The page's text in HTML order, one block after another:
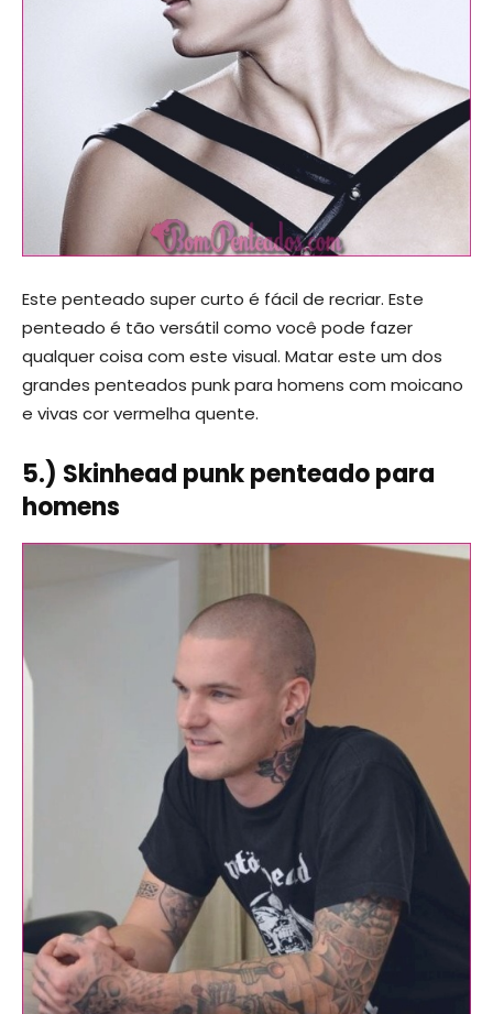
Este penteado super curto é fácil de recriar. Este
penteado é tão versátil como você pode fazer
qualquer coisa com este visual. Matar este um dos
grandes penteados punk para homens com moicano
e vivas cor vermelha quente.
5.) Skinhead punk penteado para
homens